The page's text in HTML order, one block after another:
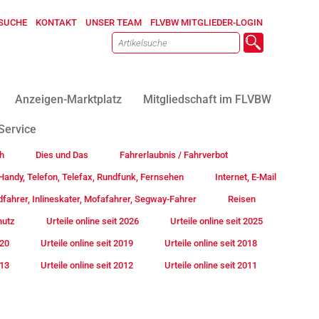
KONTAKT UNSER TEAM FLVBW MITGLIEDER-LOGIN
Anzeigen-Marktplatz Mitgliedschaft im FLVBW
Dies und Das Fahrerlaubnis / Fahrverbot
Telefon, Telefax, Rundfunk, Fernsehen Internet, E-Mail
Inlineskater, Mofafahrer, Segway-Fahrer Reisen
Urteile online seit 2026 Urteile online seit 2025
Urteile online seit 2019 Urteile online seit 2018
Urteile online seit 2012 Urteile online seit 2011